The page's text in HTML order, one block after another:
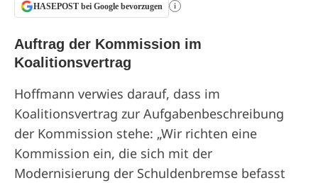
HASEPOST bei Google bevorzugen i
Auftrag der Kommission im
Koalitionsvertrag
Hoffmann verwies darauf, dass im
Koalitionsvertrag zur Aufgabenbeschreibung
der Kommission stehe: „Wir richten eine
Kommission ein, die sich mit der
Modernisierung der Schuldenbremse befasst